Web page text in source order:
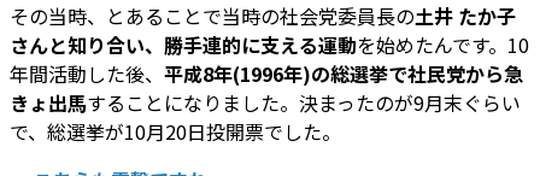
その当時、とあることで当時の社会党委員長の土井 たか子
さんと知り合い、勝手連的に支える運動を始めたんです。10
年間活動した後、 平成8年(1996年)の総選挙で社民党から急
きょ出馬することになりました。決まったのが9月末ぐらい
で、総選挙が10月20日投開票でした。